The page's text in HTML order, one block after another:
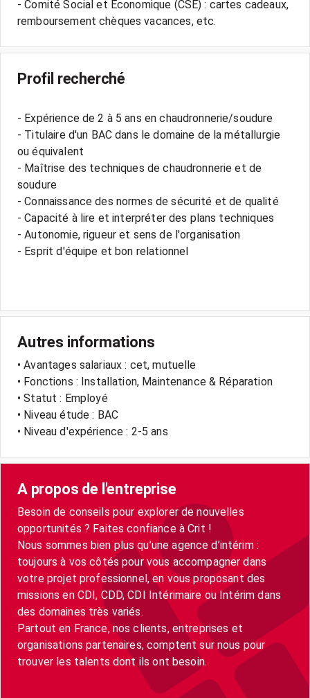
- Comité Social et Économique (CSE) : cartes cadeaux,
Profil recherché
- Expérience de 2 à 5 ans en chaudronnerie/soudure
- Titulaire d'un BAC dans le domaine de la métallurgie
ou équivalent
- Maîtrise des techniques de chaudronnerie et de
soudure
- Connaissance des normes de sécurité et de qualité
- Capacité à lire et interpréter des plans techniques
- Autonomie, rigueur et sens de l'organisation
- Esprit d'équipe et bon relationnel
Autres informations
• Avantages salariaux : cet, mutuelle
• Fonctions : Installation, Maintenance & Réparation
• Statut : Employé
• Niveau étude : BAC
• Niveau d'expérience : 2-5 ans
A propos de l'entreprise
Besoin de conseils pour explorer de nouvelles
opportunités ? Faites confiance à Crit !
Nous sommes bien plus qu’une agence d’intérim :
toujours à vos côtés pour vous accompagner dans
votre projet professionnel, en vous proposant des
missions en CDI, CDD, CDI Intérimaire ou Intérim dans
des domaines très variés.
Partout en France, nos clients, entreprises et
organisations partenaires, comptent sur nous pour
trouver les talents dont ils ont besoin.